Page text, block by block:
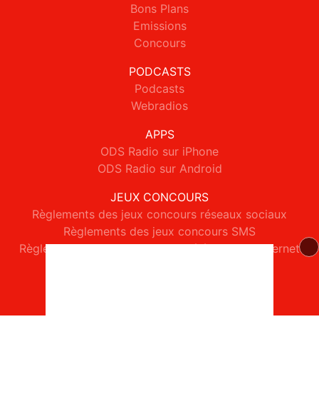
Bons Plans
Emissions
Concours
PODCASTS
Podcasts
Webradios
APPS
ODS Radio sur iPhone
ODS Radio sur Android
JEUX CONCOURS
Règlements des jeux concours réseaux sociaux
Règlements des jeux concours SMS
Règlements des jeux concours téléphone et internet